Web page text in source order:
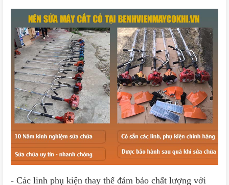
- Các linh phụ kiện thay thế đảm bảo chất lượng với